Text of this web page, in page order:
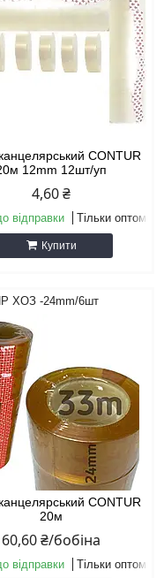
CONTUR
12mm 12шт/уп
4,60 ₴
відправки Тільки оптом
Купити
ХОЗ -24mm/6шт
CONTUR
20м
60,60 ₴/бобіна
відправки Тільки оптом